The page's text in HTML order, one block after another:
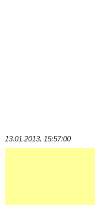
13.01.2013. 15:57:00